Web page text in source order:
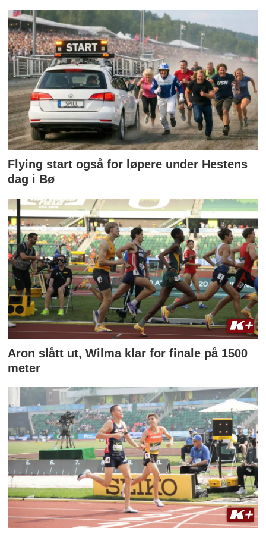
Flying start også for løpere under Hestens
dag i Bø
Aron slått ut, Wilma klar for finale på 1500
meter